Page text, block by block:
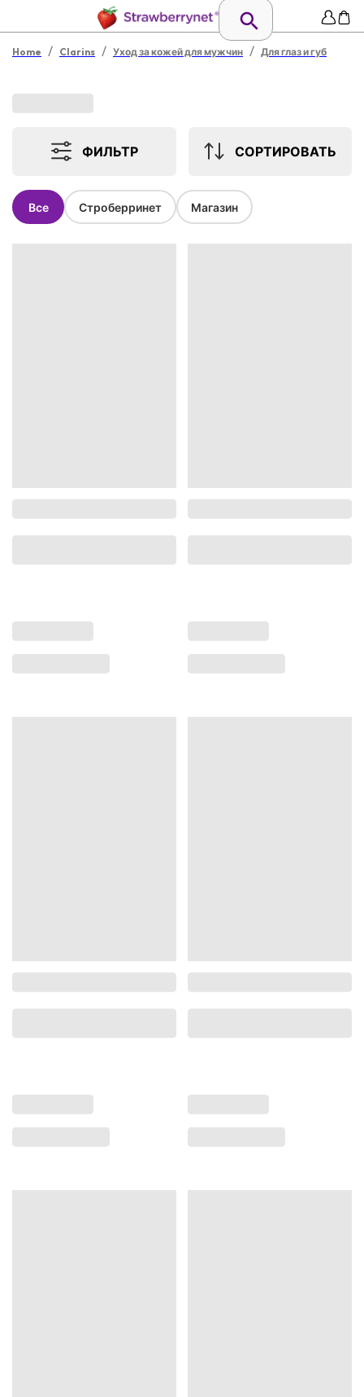
Home / Clarins / Уход за кожей для мужчин / Для глаз и губ
ФИЛЬТР СОРТИРОВАТЬ
Все Строберринет Магазин